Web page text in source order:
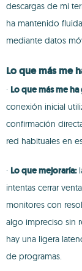
descargas de mi
ha mantenido
mediante datos
Lo que más me
· Lo que más me
conexión inicial
confirmación
red habituales en
· Lo que mejoraría:
intentas cerrar
monitores con
algo impreciso sin
hay una ligera
de programas.